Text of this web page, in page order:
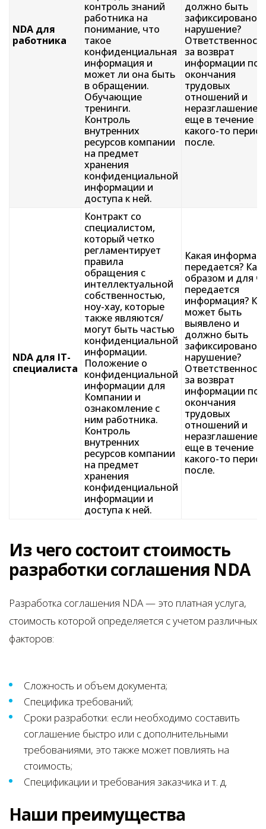
NDA для
работника
контроль знаний
работника на
понимание, что
такое
конфиденциальная
информация и
может ли она быть
в обращении.
Обучающие
тренинги.
Контроль
внутренних
ресурсов компании
на предмет
хранения
конфиденциальной
информации и
доступа к ней.
должно быть
зафиксировано
нарушение?
за возврат
информации
окончания
трудовых
отношений и
неразглашение
еще в течение
какого-то
после.
NDA для IT-
специалиста
Контракт со
специалистом,
который четко
регламентирует
правила
обращения с
интеллектуальной
собственностью,
ноу-хау, которые
также являются/
могут быть частью
конфиденциальной
информации.
Положение о
конфиденциальной
информации для
Компании и
ознакомление с
ним работника.
Контроль
внутренних
ресурсов компании
на предмет
хранения
конфиденциальной
информации и
доступа к ней.
Какая
передается?
образом и для
передается
информация?
может быть
выявлено и
должно быть
зафиксировано
нарушение?
за возврат
информации
окончания
трудовых
отношений и
неразглашение
еще в течение
какого-то
после.
Из чего состоит стоимость
разработки соглашения NDA
Разработка соглашения NDA — это платная услуга,
стоимость которой определяется с учетом различных
факторов:
Сложность и объем документа;
Специфика требований;
Сроки разработки: если необходимо составить
соглашение быстро или с дополнительными
требованиями, это также может повлиять на
стоимость;
Спецификации и требования заказчика и т. д.
Наши преимущества